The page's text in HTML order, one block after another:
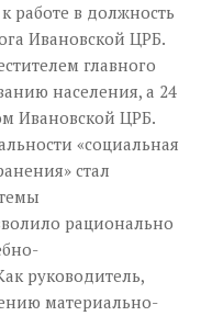
работе в должность
Ивановской ЦРБ.
главного
населения, а 24
Ивановской ЦРБ.
«социальная
стал
рационально
руководитель,
материально-